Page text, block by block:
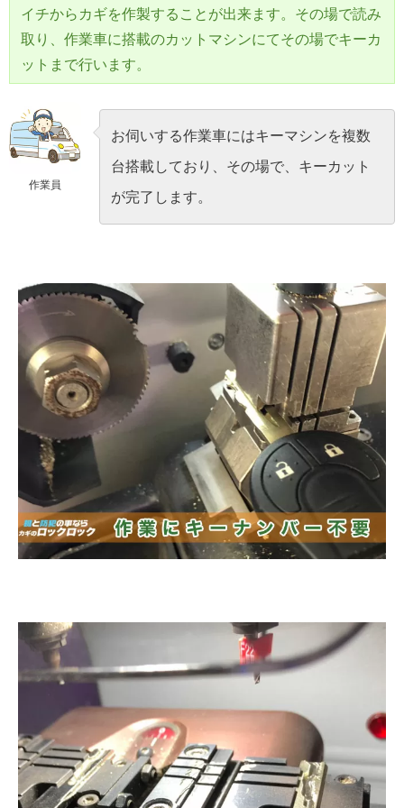
イチからカギを作製することが出来ます。その場で読み
取り、作業車に搭載のカットマシンにてその場でキーカ
ットまで行います。
作業員
お伺いする作業車にはキーマシンを複数
台搭載しており、その場で、キーカット
が完了します。